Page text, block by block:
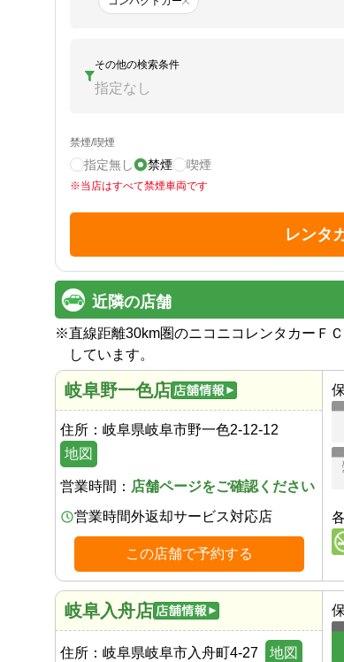
その他の検索条件
指定なし
禁煙/喫煙
指定無し 禁煙 喫煙
※当店はすべて禁煙車両です
レンタ
近隣の店舗
※直線距離30km圏のニコニコレンタカーＦ
しています。
岐阜野一色店
住所： 岐阜県岐阜市野一色2-12-12
地図
営業時間： 店舗ページをご確認ください
営業時間外返却サービス対応店
この店舗で予約する
岐阜入舟店
住所： 岐阜県岐阜市入舟町4-27 地図